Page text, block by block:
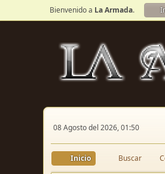
Bienvenido a La Armada.
08 Agosto del 2026, 01:50
Inicio Buscar